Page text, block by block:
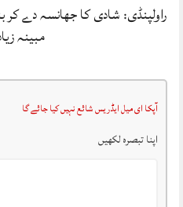
راولپنڈی: شادی کا جھانسہ دے
مبینہ
آپکا ای میل ایڈریس شائع نہیں کیا جائے گا
اپنا تبصرہ لکھیں